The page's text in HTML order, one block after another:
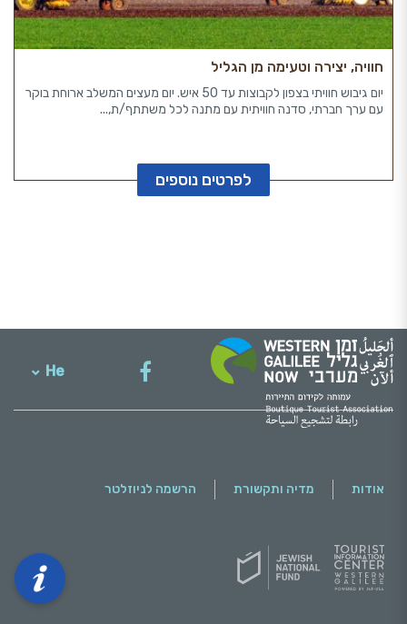
חוויה, יצירה וטעימה מן הגליל
יום גיבוש חוויתי בצפון לקבוצות עד 50 איש. יום מעצים המשלב ארוחת בוקר
עם ערך חברתי, סדנה חוויתית עם מתנה לכל משתתף/ת,...
לפרטים נוספים
He
אודות מדיה ותקשורת הרשמה לניוזלטר